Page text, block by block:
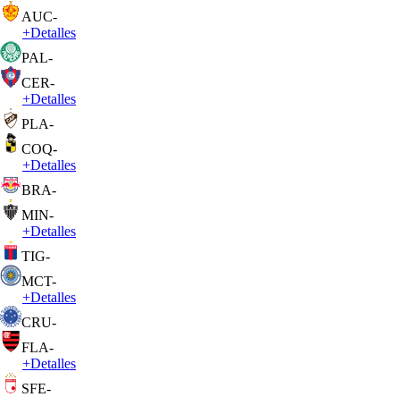
AUC-
+Detalles
PAL-
CER-
+Detalles
PLA-
COQ-
+Detalles
BRA-
MIN-
+Detalles
TIG-
MCT-
+Detalles
CRU-
FLA-
+Detalles
SFE-